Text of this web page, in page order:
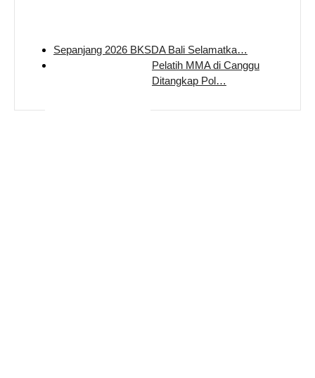
Sepanjang 2026 BKSDA Bali Selamatka…
Pelatih MMA di Canggu
Ditangkap Pol…